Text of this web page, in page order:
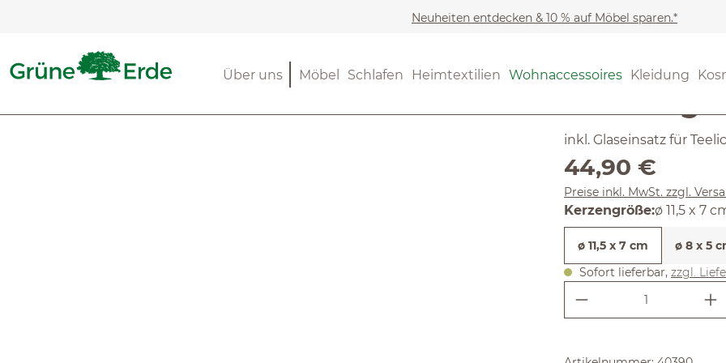
Neuheiten entdecken & 10 % auf Möbel sparen.*
Möbel Schlafen Heimtextilien Wohnaccessoires Kleidung
Über uns (4.86) 71
inkl. Glaseinsatz für
Regulärer Preis:
44,90 €
Preise inkl. MwSt. zzgl.
Kerzengröße:ø 11,5 x 7
ø 11,5 x 7 cm
ø 8 x 5
Sofort lieferbar, zzgl.
Produkt